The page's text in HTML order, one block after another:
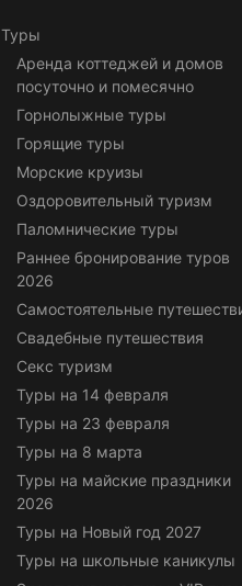
Туры
Аренда коттеджей и домов
посуточно и помесячно
Горнолыжные туры
Горящие туры
Морские круизы
Оздоровительный туризм
Паломнические туры
Раннее бронирование туров
2026
Самостоятельные
Свадебные путешествия
Секс туризм
Туры на 14 февраля
Туры на 23 февраля
Туры на 8 марта
Туры на майские праздники
2026
Туры на Новый год 2027
Туры на школьные каникулы